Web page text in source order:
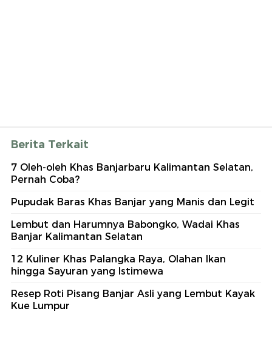
Berita Terkait
7 Oleh-oleh Khas Banjarbaru Kalimantan Selatan,
Pernah Coba?
Pupudak Baras Khas Banjar yang Manis dan Legit
Lembut dan Harumnya Babongko, Wadai Khas
Banjar Kalimantan Selatan
12 Kuliner Khas Palangka Raya, Olahan Ikan
hingga Sayuran yang Istimewa
Resep Roti Pisang Banjar Asli yang Lembut Kayak
Kue Lumpur